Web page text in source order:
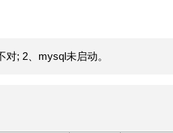
; 2、mysql未启动。